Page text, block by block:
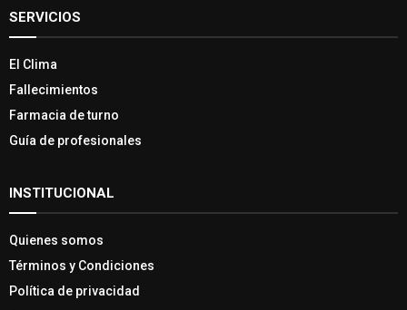
SERVICIOS
El Clima
Fallecimientos
Farmacia de turno
Guía de profesionales
INSTITUCIONAL
Quienes somos
Términos y Condiciones
Política de privacidad